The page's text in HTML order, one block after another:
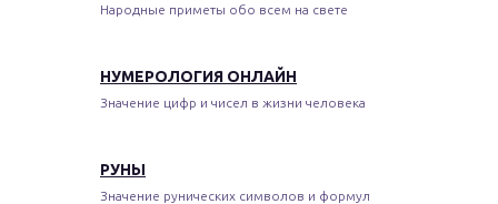
Народные приметы обо всем на свете
НУМЕРОЛОГИЯ ОНЛАЙН
Значение цифр и чисел в жизни человека
РУНЫ
Значение рунических символов и формул